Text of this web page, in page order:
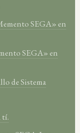
SEGA» en
SEGA» en
de Sistema
tí.